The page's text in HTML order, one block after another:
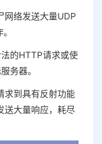
网络发送大量UDP
的HTTP请求或使
务器。
求到具有反射功能
送大量响应，耗尽